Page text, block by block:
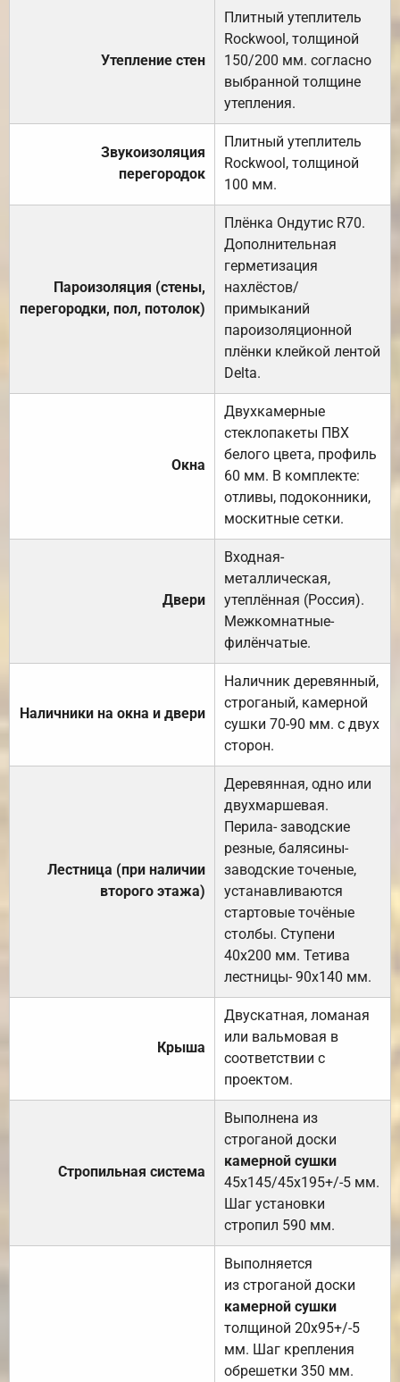
Утепление стен
Плитный утеплитель
Rockwool, толщиной
150/200 мм. согласно
выбранной толщине
утепления.
Звукоизоляция
перегородок
Плитный утеплитель
Rockwool, толщиной
100 мм.
Пароизоляция (стены,
перегородки, пол, потолок)
Плёнка Ондутис R70.
Дополнительная
герметизация
нахлёстов/
примыканий
пароизоляционной
плёнки клейкой лентой
Delta.
Окна
Двухкамерные
стеклопакеты ПВХ
белого цвета, профиль
60 мм. В комплекте:
отливы, подоконники,
москитные сетки.
Двери
Входная-
металлическая,
утеплённая (Россия).
Межкомнатные-
филёнчатые.
Наличники на окна и двери
Наличник деревянный,
строганый, камерной
сушки 70-90 мм. с двух
сторон.
Лестница (при наличии
второго этажа)
Деревянная, одно или
двухмаршевая.
Перила- заводские
резные, балясины-
заводские точеные,
устанавливаются
стартовые точёные
столбы. Ступени
40х200 мм. Тетива
лестницы- 90х140 мм.
Крыша
Двускатная, ломаная
или вальмовая в
соответствии с
проектом.
Стропильная система
Выполнена из
строганой доски
камерной сушки
45х145/45х195+/-5 мм.
Шаг установки
стропил 590 мм.
Выполняется
из строганой доски
камерной сушки
толщиной 20х95+/-5
мм. Шаг крепления
обрешетки 350 мм.